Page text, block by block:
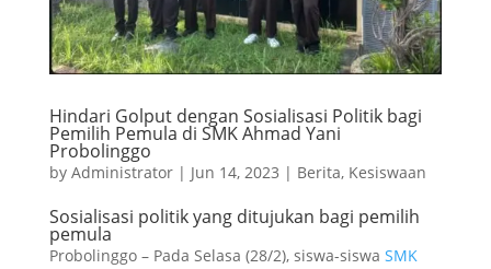
Hindari Golput dengan Sosialisasi Politik bagi
Pemilih Pemula di SMK Ahmad Yani
Probolinggo
by Administrator| Jun 14, 2023 | Berita, Kesiswaan
Sosialisasi politik yang ditujukan bagi pemilih
pemula
Probolinggo – Pada Selasa (28/2), siswa-siswa SMK